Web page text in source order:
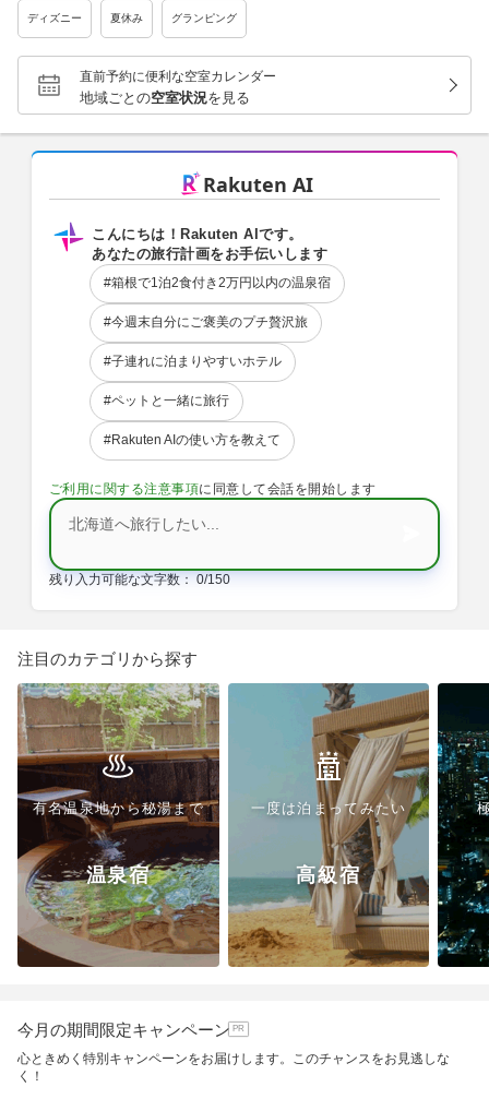
ディズニー 夏休み グランピング
直前予約に便利な空室カレンダー
地域ごとの空室状況を見る
Rakuten AI
こんにちは！Rakuten AIです。
あなたの旅行計画をお手伝いします
#箱根で1泊2食付き2万円以内の温泉宿
#今週末自分にご褒美のプチ贅沢旅
#子連れに泊まりやすいホテル
#ペットと一緒に旅行
#Rakuten AIの使い方を教えて
ご利用に関する注意事項に同意して会話を開始します
メッセージを入力
残り入力可能な文字数： 0/150
注目のカテゴリ から探す
有名温泉地から秘湯まで
温泉宿
一度は泊まってみたい
高級宿
今月の期間限定キャンペーン
心ときめく特別キャンペーンをお届けします。このチャンスをお見逃しな
く！